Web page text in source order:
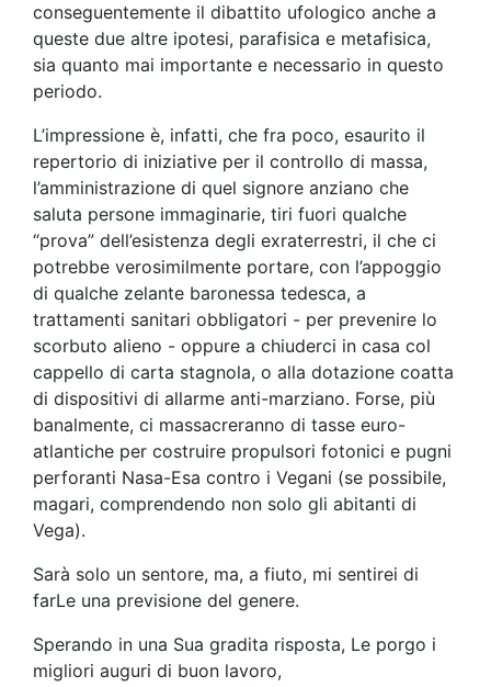
conseguentemente il dibattito ufologico anche a
queste due altre ipotesi, parafisica e metafisica,
sia quanto mai importante e necessario in questo
periodo.
L’impressione è, infatti, che fra poco, esaurito il
repertorio di iniziative per il controllo di massa,
l’amministrazione di quel signore anziano che
saluta persone immaginarie, tiri fuori qualche
“prova” dell’esistenza degli exraterrestri, il che ci
potrebbe verosimilmente portare, con l’appoggio
di qualche zelante baronessa tedesca, a
trattamenti sanitari obbligatori - per prevenire lo
scorbuto alieno - oppure a chiuderci in casa col
cappello di carta stagnola, o alla dotazione coatta
di dispositivi di allarme anti-marziano. Forse, più
banalmente, ci massacreranno di tasse euro-
atlantiche per costruire propulsori fotonici e pugni
perforanti Nasa-Esa contro i Vegani (se possibile,
magari, comprendendo non solo gli abitanti di
Vega).
Sarà solo un sentore, ma, a fiuto, mi sentirei di
farLe una previsione del genere.
Sperando in una Sua gradita risposta, Le porgo i
migliori auguri di buon lavoro,